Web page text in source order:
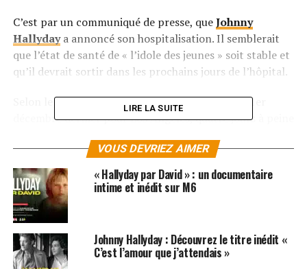
C’est par un communiqué de presse, queJohnny
Hallydaya annoncé son hospitalisation. Il semblerait
que l’état de santé de « l’idole des jeunes » soit stable et
qu’il devrait sortir dans les prochains jours de l’hôpital.
Selon le Figaro, Johnny Hallyday s’est envolé le 1er
décembre dernier pour Los Angeles, quatre jours à peine
Le producteur de la star, Jean-Claude Camus a déclaré
sur l’antenne de RTL que le chanteur souffrait d’une
grosse infection qui nécessitait une petite semaine
d’hospitalisation.
LES ALBUMS DE JOHNNY HALLYDAY SONT
DISPONIBLES ICI
LIRE LA SUITE
VOUS DEVRIEZ AIMER
« Hallyday par David » : un documentaire
intime et inédit sur M6
Johnny Hallyday : Découvrez le titre inédit «
C’est l’amour que j’attendais »